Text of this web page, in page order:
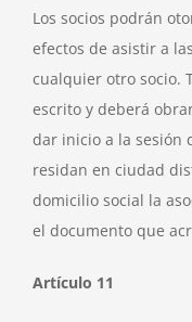
Los socios podrán
efectos de asistir a
cualquier otro socio.
escrito y deberá
dar inicio a la sesión
residan en ciudad
domicilio social la
el documento que
Artículo 11